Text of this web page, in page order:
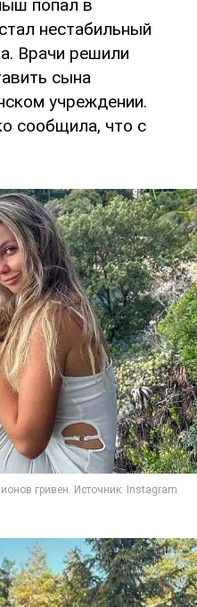
попал в
нестабильный
Врачи решили
сына
учреждении.
сообщила, что с